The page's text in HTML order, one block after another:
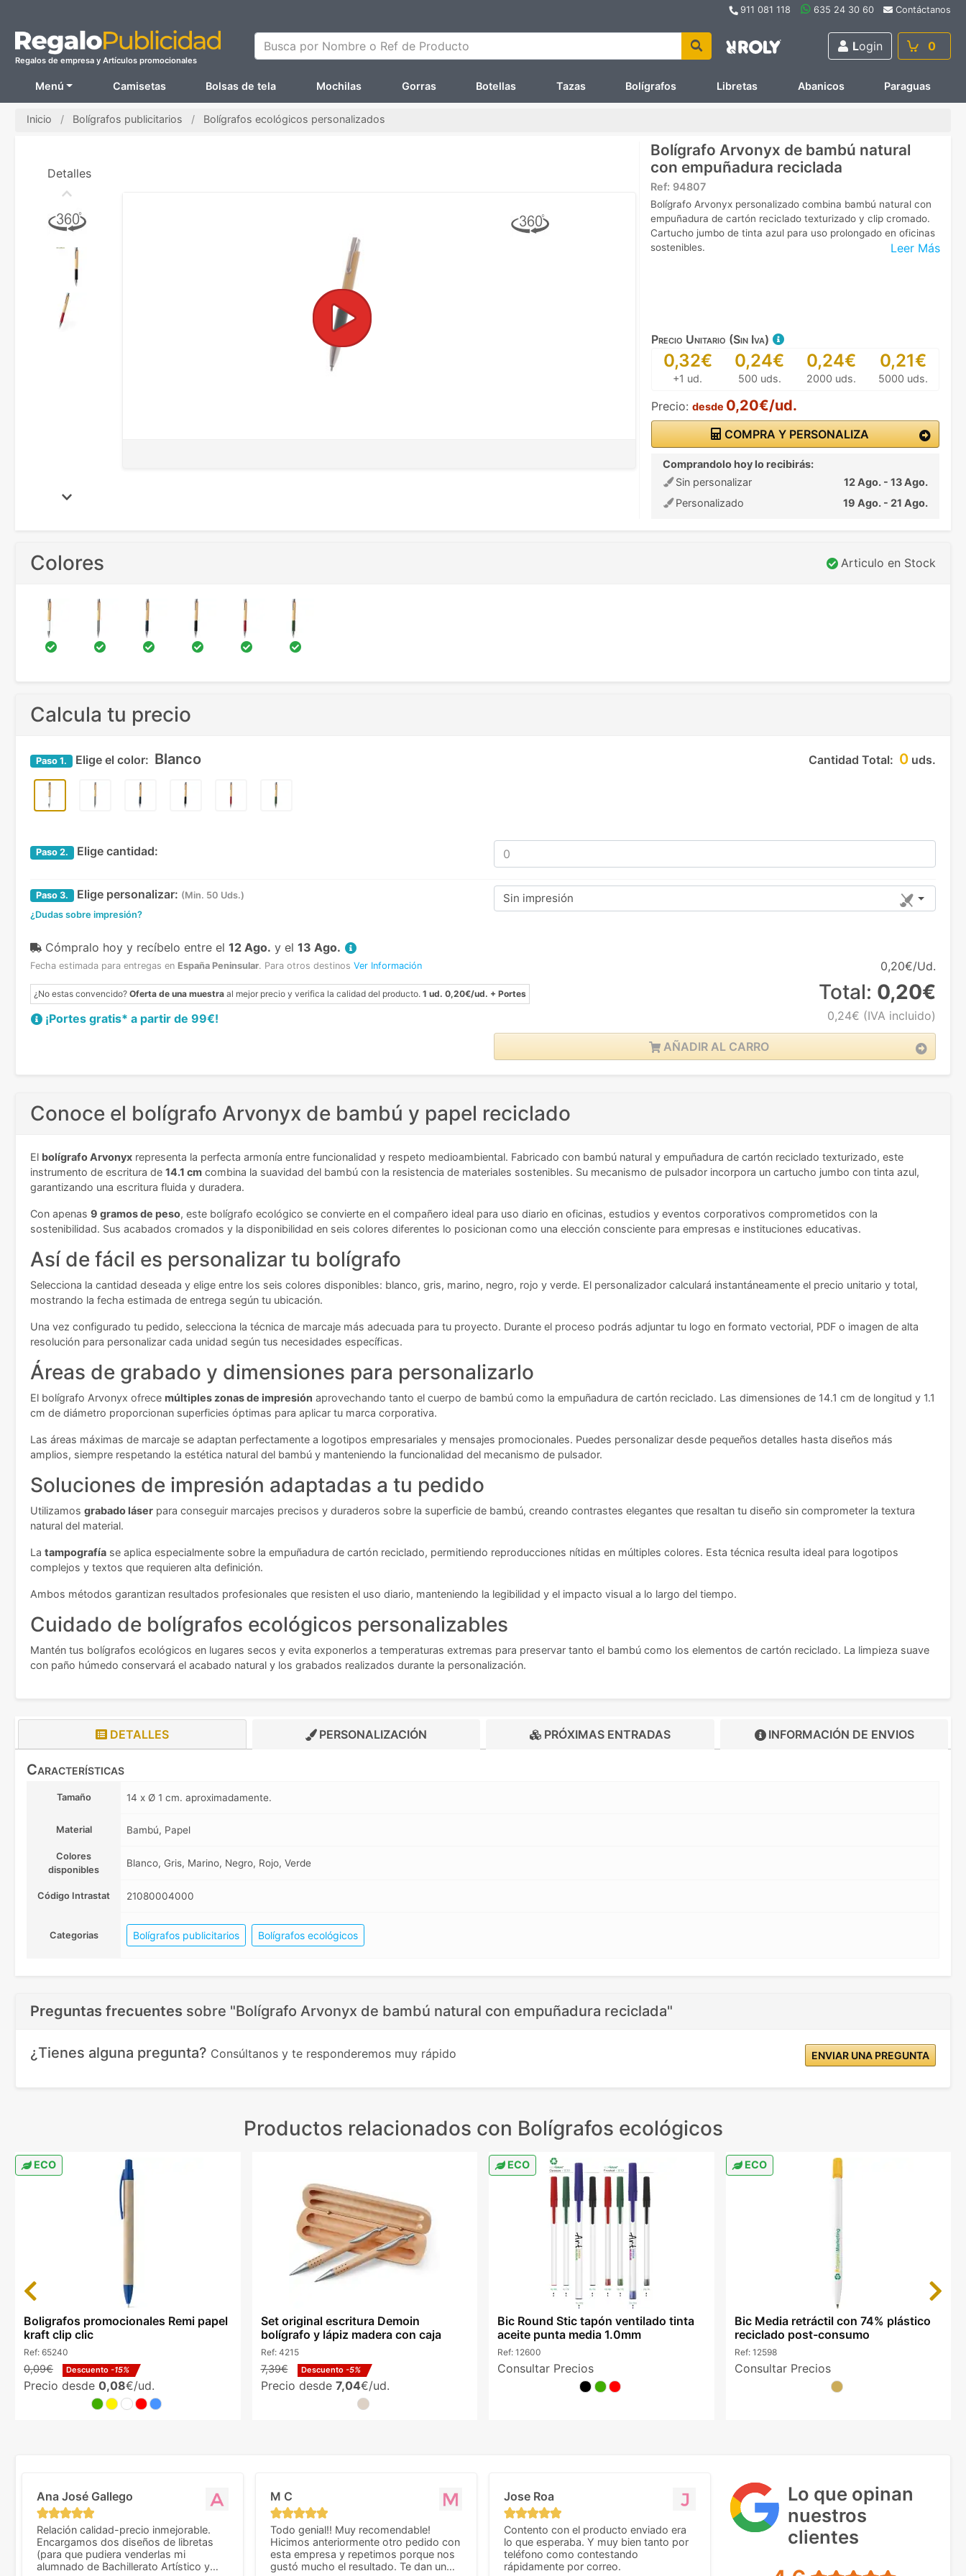
911 081 118 635 24 30 60 Contáctanos
Regalos de empresa y Artículos promocionales
Busca por Nombre o Ref de Producto Login 0
Menú Camisetas Bolsas de tela Mochilas Gorras Botellas Tazas Bolígrafos Libretas Abanicos Paraguas
Inicio Bolígrafos publicitarios Bolígrafos ecológicos personalizados
Bolígrafo Arvonyx de bambú natural
con empuñadura reciclada
Ref: 94807
Leer Más
Bolígrafo Arvonyx personalizado combina bambú natural con
empuñadura de cartón reciclado texturizado y clip cromado.
Cartucho jumbo de tinta azul para uso prolongado en oficinas
sostenibles.
Precio Unitario (Sin Iva)
0,32€
+1 ud.
0,24€
500 uds.
0,24€
2000 uds.
0,21€
5000 uds.
Precio: desde 0,20€/ud.
COMPRA Y PERSONALIZA
Comprandolo hoy lo recibirás:
Sin personalizar
12 Ago. - 13 Ago.
Personalizado
19 Ago. - 21 Ago.
Detalles
Colores Articulo en Stock
Calcula tu precio
Cantidad Total: 0 uds.
Paso 1. Elige el color: Blanco
Paso 2. Elige cantidad:
Paso 3. Elige personalizar: (Min. 50 Uds.)
¿Dudas sobre impresión?
Sin impresión
Cómpralo hoy y recíbelo entre el 12 Ago. y el 13 Ago.
Fecha estimada para entregas en España Peninsular. Para otros destinos Ver Información
¿No estas convencido? Oferta de una muestra al mejor precio y verifica la calidad del producto. 1 ud. 0,20€/ud. + Portes
¡Portes gratis* a partir de 99€!
0,20€/Ud.
Total: 0,20€
0,24€ (IVA incluido)
AÑADIR AL CARRO
Conoce el bolígrafo Arvonyx de bambú y papel reciclado
El bolígrafo Arvonyx representa la perfecta armonía entre funcionalidad y respeto medioambiental. Fabricado con bambú natural y empuñadura de cartón reciclado texturizado, este
instrumento de escritura de 14.1 cm combina la suavidad del bambú con la resistencia de materiales sostenibles. Su mecanismo de pulsador incorpora un cartucho jumbo con tinta azul,
garantizando una escritura fluida y duradera.
Con apenas 9 gramos de peso, este bolígrafo ecológico se convierte en el compañero ideal para uso diario en oficinas, estudios y eventos corporativos comprometidos con la
sostenibilidad. Sus acabados cromados y la disponibilidad en seis colores diferentes lo posicionan como una elección consciente para empresas e instituciones educativas.
Así de fácil es personalizar tu bolígrafo
Selecciona la cantidad deseada y elige entre los seis colores disponibles: blanco, gris, marino, negro, rojo y verde. El personalizador calculará instantáneamente el precio unitario y total,
mostrando la fecha estimada de entrega según tu ubicación.
Una vez configurado tu pedido, selecciona la técnica de marcaje más adecuada para tu proyecto. Durante el proceso podrás adjuntar tu logo en formato vectorial, PDF o imagen de alta
resolución para personalizar cada unidad según tus necesidades específicas.
Áreas de grabado y dimensiones para personalizarlo
El bolígrafo Arvonyx ofrece múltiples zonas de impresión aprovechando tanto el cuerpo de bambú como la empuñadura de cartón reciclado. Las dimensiones de 14.1 cm de longitud y 1.1
cm de diámetro proporcionan superficies óptimas para aplicar tu marca corporativa.
Las áreas máximas de marcaje se adaptan perfectamente a logotipos empresariales y mensajes promocionales. Puedes personalizar desde pequeños detalles hasta diseños más
amplios, siempre respetando la estética natural del bambú y manteniendo la funcionalidad del mecanismo de pulsador.
Soluciones de impresión adaptadas a tu pedido
Utilizamos grabado láser para conseguir marcajes precisos y duraderos sobre la superficie de bambú, creando contrastes elegantes que resaltan tu diseño sin comprometer la textura
natural del material.
La tampografía se aplica especialmente sobre la empuñadura de cartón reciclado, permitiendo reproducciones nítidas en múltiples colores. Esta técnica resulta ideal para logotipos
complejos y textos que requieren alta definición.
Ambos métodos garantizan resultados profesionales que resisten el uso diario, manteniendo la legibilidad y el impacto visual a lo largo del tiempo.
Cuidado de bolígrafos ecológicos personalizables
Mantén tus bolígrafos ecológicos en lugares secos y evita exponerlos a temperaturas extremas para preservar tanto el bambú como los elementos de cartón reciclado. La limpieza suave
con paño húmedo conservará el acabado natural y los grabados realizados durante la personalización.
DETALLES PERSONALIZACIÓN PRÓXIMAS ENTRADAS INFORMACIÓN DE ENVIOS
Características
Tamaño 14 x Ø 1 cm. aproximadamente.
Material Bambú, Papel
Colores
disponibles
Blanco, Gris, Marino, Negro, Rojo, Verde
Código Intrastat 21080004000
Categorias Bolígrafos publicitarios Bolígrafos ecológicos
Preguntas frecuentes sobre "Bolígrafo Arvonyx de bambú natural con empuñadura reciclada"
¿Tienes alguna pregunta? Consúltanos y te responderemos muy rápido ENVIAR UNA PREGUNTA
Productos relacionados con Bolígrafos ecológicos
ECO
Boligrafos promocionales Remi papel
kraft clip clic
Ref: 65240
0,09€ Descuento -15%
Precio desde 0,08€/ud.
Set original escritura Demoin
bolígrafo y lápiz madera con caja
Ref: 4215
7,39€ Descuento -5%
Precio desde 7,04€/ud.
ECO
Bic Round Stic tapón ventilado tinta
aceite punta media 1.0mm
Ref: 12600
Consultar Precios
ECO
Bic Media retráctil con 74% plástico
reciclado post-consumo
Ref: 12598
Consultar Precios
Previous Next
Lo que opinan
nuestros
clientes
Ana José Gallego
Relación calidad-precio inmejorable.
Encargamos dos diseños de libretas
(para que pudiera venderlas mi
alumnado de Bachillerato Artístico y
M C
Todo genial!! Muy recomendable!
Hicimos anteriormente otro pedido con
esta empresa y repetimos porque nos
gustó mucho el resultado. Te dan un
Jose Roa
Contento con el producto enviado era
lo que esperaba. Y muy bien tanto por
teléfono como contestando
rápidamente por correo.